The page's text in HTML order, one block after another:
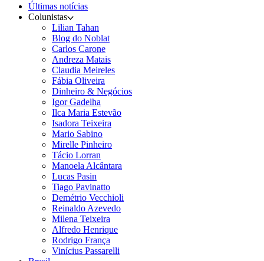
Últimas notícias
Colunistas
Lilian Tahan
Blog do Noblat
Carlos Carone
Andreza Matais
Claudia Meireles
Fábia Oliveira
Dinheiro & Negócios
Igor Gadelha
Ilca Maria Estevão
Isadora Teixeira
Mario Sabino
Mirelle Pinheiro
Tácio Lorran
Manoela Alcântara
Lucas Pasin
Tiago Pavinatto
Demétrio Vecchioli
Reinaldo Azevedo
Milena Teixeira
Alfredo Henrique
Rodrigo França
Vinícius Passarelli